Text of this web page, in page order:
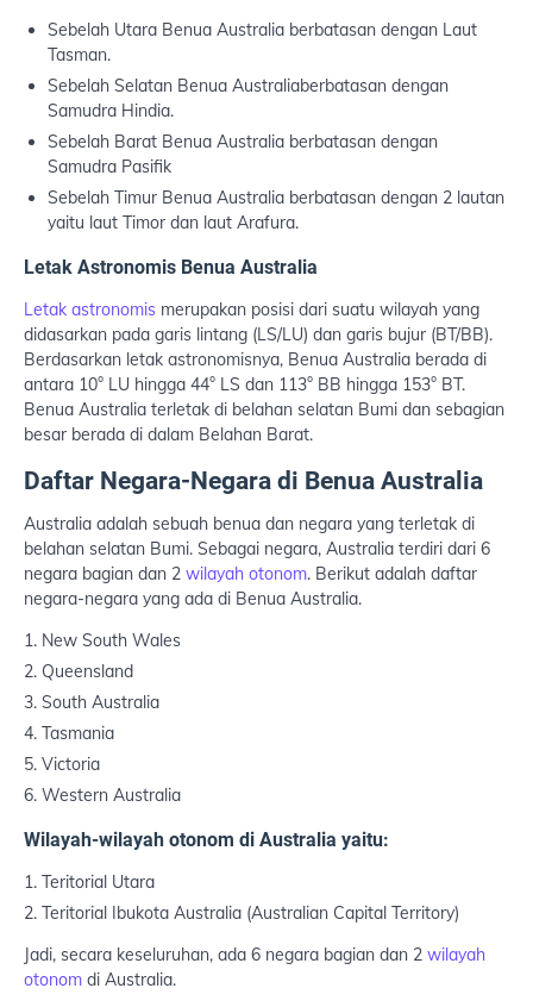
Sebelah Utara Benua Australia berbatasan dengan Laut
Tasman.
Sebelah Selatan Benua Australiaberbatasan dengan
Samudra Hindia.
Sebelah Barat Benua Australia berbatasan dengan
Samudra Pasifik
Sebelah Timur Benua Australia berbatasan dengan 2 lautan
yaitu laut Timor dan laut Arafura.
Letak Astronomis Benua Australia
Letak astronomis merupakan posisi dari suatu wilayah yang
didasarkan pada garis lintang (LS/LU) dan garis bujur (BT/BB).
Berdasarkan letak astronomisnya, Benua Australia berada di
antara 10° LU hingga 44° LS dan 113° BB hingga 153° BT.
Benua Australia terletak di belahan selatan Bumi dan sebagian
besar berada di dalam Belahan Barat.
Daftar Negara-Negara di Benua Australia
Australia adalah sebuah benua dan negara yang terletak di
belahan selatan Bumi. Sebagai negara, Australia terdiri dari 6
negara bagian dan 2 wilayah otonom. Berikut adalah daftar
negara-negara yang ada di Benua Australia.
New South Wales
Queensland
South Australia
Tasmania
Victoria
Western Australia
Wilayah-wilayah otonom di Australia yaitu:
Teritorial Utara
Teritorial Ibukota Australia (Australian Capital Territory)
Jadi, secara keseluruhan, ada 6 negara bagian dan 2 wilayah
otonom di Australia.